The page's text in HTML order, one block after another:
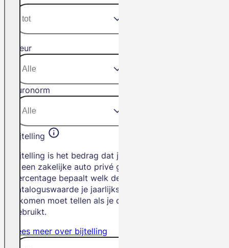
Kleur
Euronorm
Bijtelling
Bijtelling is het bedrag dat je betaalt als
je een zakelijke auto privé gebruikt. Het
percentage bepaalt welk deel van de
cataloguswaarde je jaarlijks bij je
inkomen moet tellen als je de auto privé
gebruikt.
Lees meer over bijtelling